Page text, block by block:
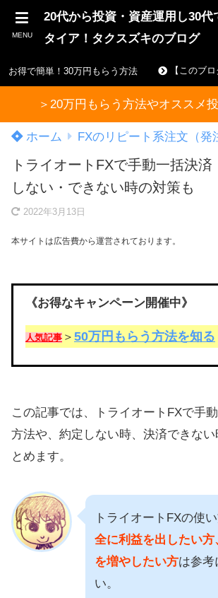
MENU
20代から投資・資産運用し30代
タイア！タクスズキのブログ
お得で簡単！30万円もらう方法 【このブ
＞20万円もらう方法やオススメ
ホーム FXのリピート系注文（発
トライオートFXで手動一括決済
しない・できない時の対策も
2022年3月13日
本サイトは広告費から運営されております。
《お得なキャンペーン開催中》
人気記事 ＞ 50万円もらう方法を知る
この記事では、トライオートFXで手
方法や、約定しない時、決済できない
とめます。
トライオートFXの使い
全に利益を出したい
を増やしたい方は参考
い。